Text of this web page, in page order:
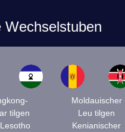
Wechselstuben
tilgen
Moldauischer
Leu tilgen
Kenianischer